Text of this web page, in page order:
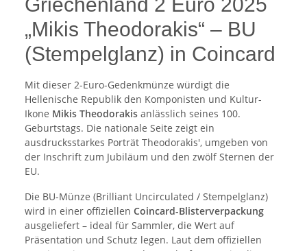
Griechenland 2 Euro 2025
„Mikis Theodorakis“ – BU
(Stempelglanz) in Coincard
Mit dieser 2-Euro-Gedenkmünze würdigt die
Hellenische Republik den Komponisten und Kultur-
Ikone Mikis Theodorakis anlässlich seines 100.
Geburtstags. Die nationale Seite zeigt ein
ausdrucksstarkes Porträt Theodorakis', umgeben von
der Inschrift zum Jubiläum und den zwölf Sternen der
EU.
Die BU-Münze (Brilliant Uncirculated / Stempelglanz)
wird in einer offiziellen Coincard-Blisterverpackung
ausgeliefert – ideal für Sammler, die Wert auf
Präsentation und Schutz legen. Laut dem offiziellen